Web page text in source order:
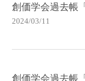
創価学会過去帳
2024/03/11
創価学会過去帳